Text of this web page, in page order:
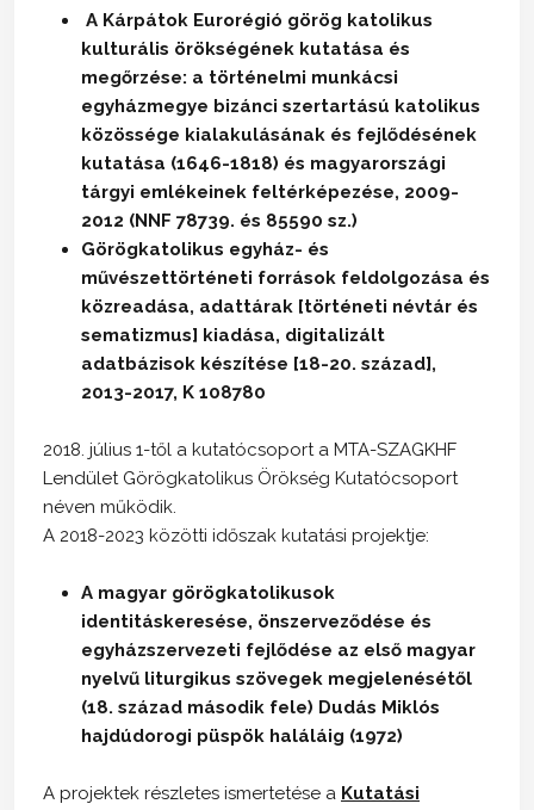
A Kárpátok Eurorégió görög katolikus
kulturális örökségének kutatása és
megőrzése: a történelmi munkácsi
egyházmegye bizánci szertartású katolikus
közössége kialakulásának és fejlődésének
kutatása (1646-1818) és magyarországi
tárgyi emlékeinek feltérképezése, 2009-
2012 (NNF 78739. és 85590 sz.)
Görögkatolikus egyház- és
művészettörténeti források feldolgozása és
közreadása, adattárak [történeti névtár és
sematizmus] kiadása, digitalizált
adatbázisok készítése [18-20. század],
2013-2017, K 108780
2018. július 1-től a kutatócsoport a MTA-SZAGKHF
Lendület Görögkatolikus Örökség Kutatócsoport
néven működik.
A 2018-2023 közötti időszak kutatási projektje:
A magyar görögkatolikusok
identitáskeresése, önszerveződése és
egyházszervezeti fejlődése az első magyar
nyelvű liturgikus szövegek megjelenésétől
(18. század második fele) Dudás Miklós
hajdúdorogi püspök haláláig (1972)
A projektek részletes ismertetése a Kutatási